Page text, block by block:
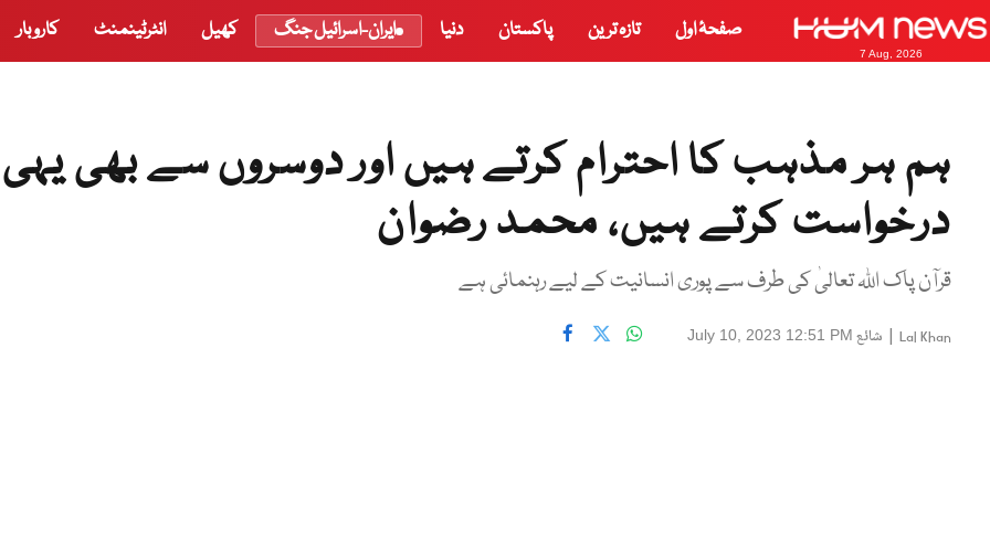
7 Aug, 2026
صفحۂ اول تازہ ترین پاکستان دنیا ایران-اسرائیل جنگ کھیل انٹرٹینمنٹ کاروبار
ہم ہر مذہب کا احترام کرتے ہیں اور دوسروں سے بھی یہی
درخواست کرتے ہیں، محمد رضوان
قرآن پاک اللہ تعالیٰ کی طرف سے پوری انسانیت کے لیے رہنمائی ہے
Lal Khan
| شائع July 10, 2023 12:51 PM